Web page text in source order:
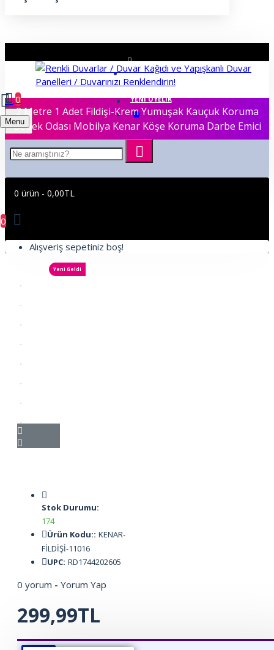
ÜYE GIRIŞI
YENI ÜYELIK
Menu
0
0 ürün - 0,00TL
0
Alışveriş sepetiniz boş!
2 Metre 1 Adet Fildişi-Krem Yumuşak Kauçuk Koruma
Bebek Odası Mobilya Kenar Köşe Koruma Darbe Emici
Yeni Geldi
Stok Durumu:
174
Ürün Kodu:: KENAR-
FİLDİŞİ-11016
UPC: RD1744202605
0 yorum - Yorum Yap
299,99TL
ÜRÜN BILGISI ÜRÜN YORUMLARI